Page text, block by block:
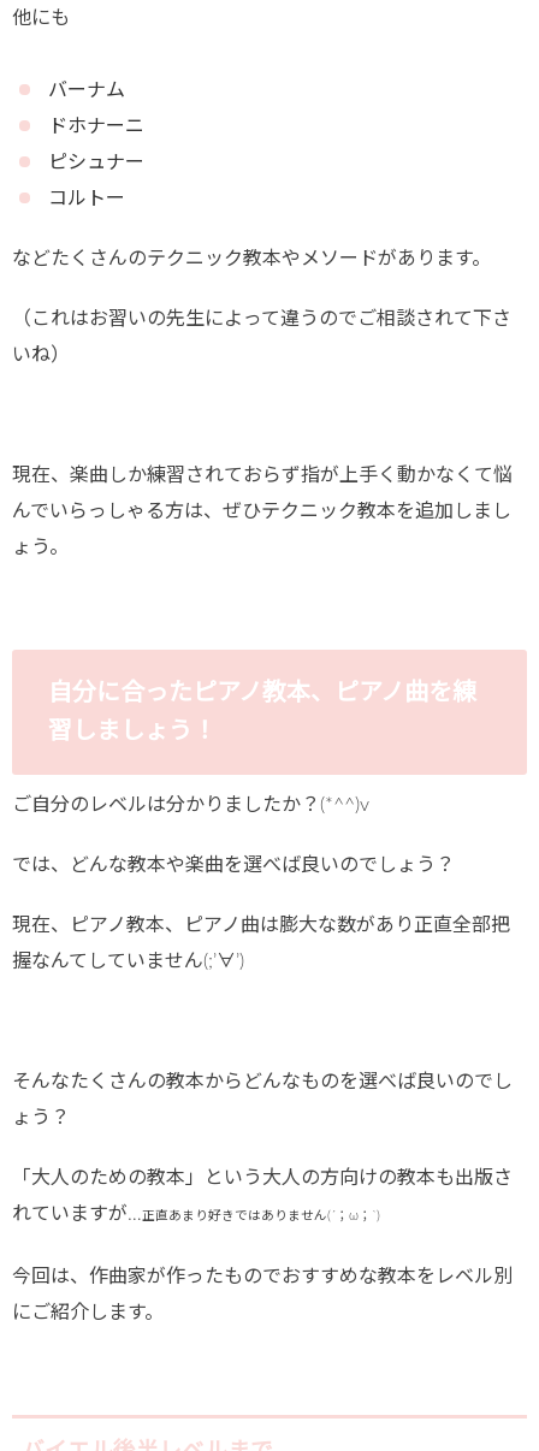
他にも
バーナム
ドホナーニ
ピシュナー
コルトー
などたくさんのテクニック教本やメソードがあります。
（これはお習いの先生によって違うのでご相談されて下さ
いね）
現在、楽曲しか練習されておらず指が上手く動かなくて悩
んでいらっしゃる方は、ぜひテクニック教本を追加しまし
ょう。
自分に合ったピアノ教本、ピアノ曲を練
習しましょう！
ご自分のレベルは分かりましたか？(*^^)v
では、どんな教本や楽曲を選べば良いのでしょう？
現在、ピアノ教本、ピアノ曲は膨大な数があり正直全部把
握なんてしていません(;’∀’)
そんなたくさんの教本からどんなものを選べば良いのでし
ょう？
「大人のための教本」という大人の方向けの教本も出版さ
れていますが…正直あまり好きではありません(´；ω；`)
今回は、作曲家が作ったものでおすすめな教本をレベル別
にご紹介します。